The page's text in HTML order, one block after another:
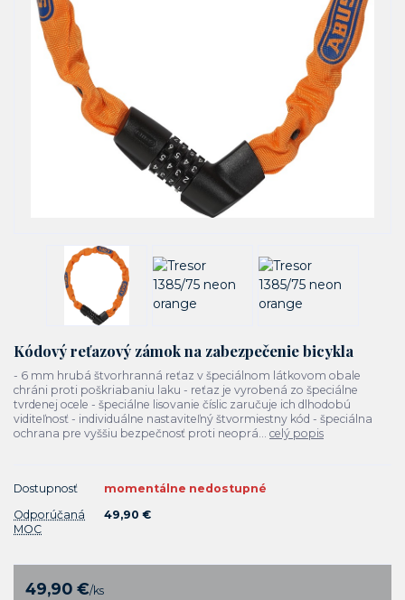
Kódový reťazový zámok na zabezpečenie bicykla
- 6 mm hrubá štvorhranná reťaz v špeciálnom látkovom obale
chráni proti poškriabaniu laku - reťaz je vyrobená zo špeciálne
tvrdenej ocele - špeciálne lisovanie číslic zaručuje ich dlhodobú
viditeľnosť - individuálne nastaviteľný štvormiestny kód - špeciálna
ochrana pre vyššiu bezpečnosť proti neoprá... celý popis
Dostupnosť
momentálne nedostupné
Odporúčaná
MOC
49,90 €
49,90 €/ks